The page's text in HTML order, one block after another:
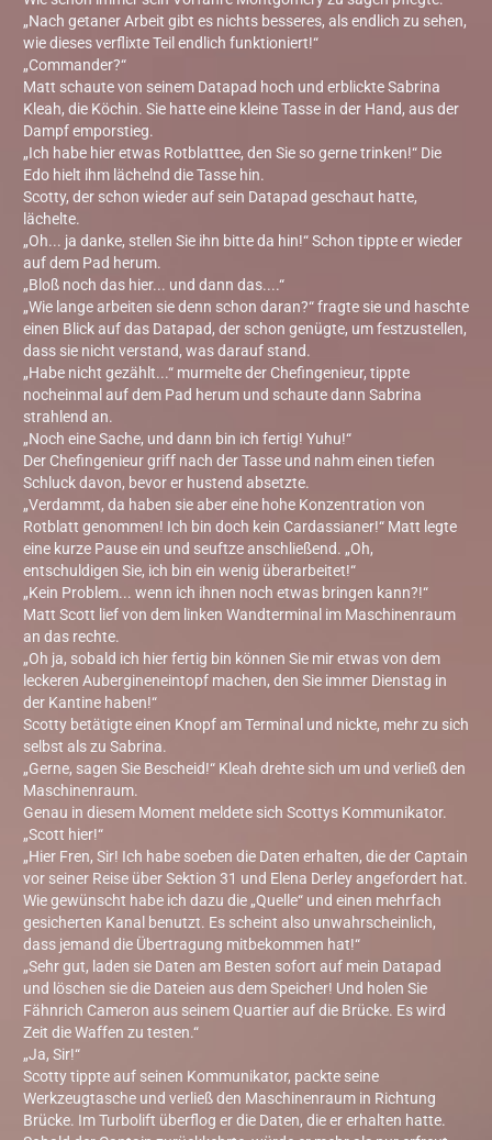
„Nach getaner Arbeit gibt es nichts besseres, als endlich zu sehen,
wie dieses verflixte Teil endlich funktioniert!“
„Commander?“
Matt schaute von seinem Datapad hoch und erblickte Sabrina
Kleah, die Köchin. Sie hatte eine kleine Tasse in der Hand, aus der
Dampf emporstieg.
„Ich habe hier etwas Rotblatttee, den Sie so gerne trinken!“ Die
Edo hielt ihm lächelnd die Tasse hin.
Scotty, der schon wieder auf sein Datapad geschaut hatte,
lächelte.
„Oh... ja danke, stellen Sie ihn bitte da hin!“ Schon tippte er wieder
auf dem Pad herum.
„Bloß noch das hier... und dann das....“
„Wie lange arbeiten sie denn schon daran?“ fragte sie und haschte
einen Blick auf das Datapad, der schon genügte, um festzustellen,
dass sie nicht verstand, was darauf stand.
„Habe nicht gezählt...“ murmelte der Chefingenieur, tippte
nocheinmal auf dem Pad herum und schaute dann Sabrina
strahlend an.
„Noch eine Sache, und dann bin ich fertig! Yuhu!“
Der Chefingenieur griff nach der Tasse und nahm einen tiefen
Schluck davon, bevor er hustend absetzte.
„Verdammt, da haben sie aber eine hohe Konzentration von
Rotblatt genommen! Ich bin doch kein Cardassianer!“ Matt legte
eine kurze Pause ein und seuftze anschließend. „Oh,
entschuldigen Sie, ich bin ein wenig überarbeitet!“
„Kein Problem... wenn ich ihnen noch etwas bringen kann?!“
Matt Scott lief von dem linken Wandterminal im Maschinenraum
an das rechte.
„Oh ja, sobald ich hier fertig bin können Sie mir etwas von dem
leckeren Aubergineneintopf machen, den Sie immer Dienstag in
der Kantine haben!“
Scotty betätigte einen Knopf am Terminal und nickte, mehr zu sich
selbst als zu Sabrina.
„Gerne, sagen Sie Bescheid!“ Kleah drehte sich um und verließ den
Maschinenraum.
Genau in diesem Moment meldete sich Scottys Kommunikator.
„Scott hier!“
„Hier Fren, Sir! Ich habe soeben die Daten erhalten, die der Captain
vor seiner Reise über Sektion 31 und Elena Derley angefordert hat.
Wie gewünscht habe ich dazu die „Quelle“ und einen mehrfach
gesicherten Kanal benutzt. Es scheint also unwahrscheinlich,
dass jemand die Übertragung mitbekommen hat!“
„Sehr gut, laden sie Daten am Besten sofort auf mein Datapad
und löschen sie die Dateien aus dem Speicher! Und holen Sie
Fähnrich Cameron aus seinem Quartier auf die Brücke. Es wird
Zeit die Waffen zu testen.“
„Ja, Sir!“
Scotty tippte auf seinen Kommunikator, packte seine
Werkzeugtasche und verließ den Maschinenraum in Richtung
Brücke. Im Turbolift überflog er die Daten, die er erhalten hatte.